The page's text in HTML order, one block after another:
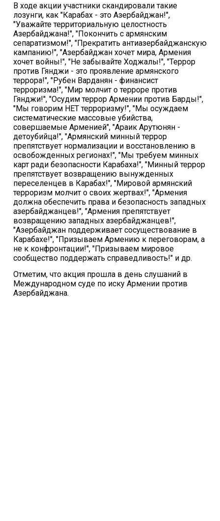
В ходе акции участники скандировали такие
лозунги, как "Карабах - это Азербайджан!",
"Уважайте территориальную целостность
Азербайджана!", "Покончить с армянским
сепаратизмом!", "Прекратить антиазербайджанскую
кампанию!", "Азербайджан хочет мира, Армения
хочет войны!", "Не забывайте Ходжалы!", "Террор
против Гянджи - это проявление армянского
террора!", "Рубен Варданян - финансист
терроризма!", "Мир молчит о терроре против
Гянджи!", "Осудим террор Армении против Барды!",
"Мы говорим НЕТ терроризму!", "Мы осуждаем
систематические массовые убийства,
совершаемые Арменией", "Араик Арутюнян -
детоубийца!", "Армянский минный террор
препятствует нормализации и восстановлению в
освобожденных регионах!", "Мы требуем минных
карт ради безопасности Карабаха!", "Минный террор
препятствует возвращению вынужденных
переселенцев в Карабах!", "Мировой армянский
терроризм молчит о своих жертвах!", "Армения
должна обеспечить права и безопасность западных
азербайджанцев!", "Армения препятствует
возвращению западных азербайджанцев!",
"Азербайджан поддерживает сосуществование в
Карабахе!", "Призываем Армению к переговорам, а
не к конфронтации!", "Призываем мировое
сообщество поддержать справедливость!" и др.
Отметим, что акция прошла в день слушаний в
Международном суде по иску Армении против
Азербайджана.